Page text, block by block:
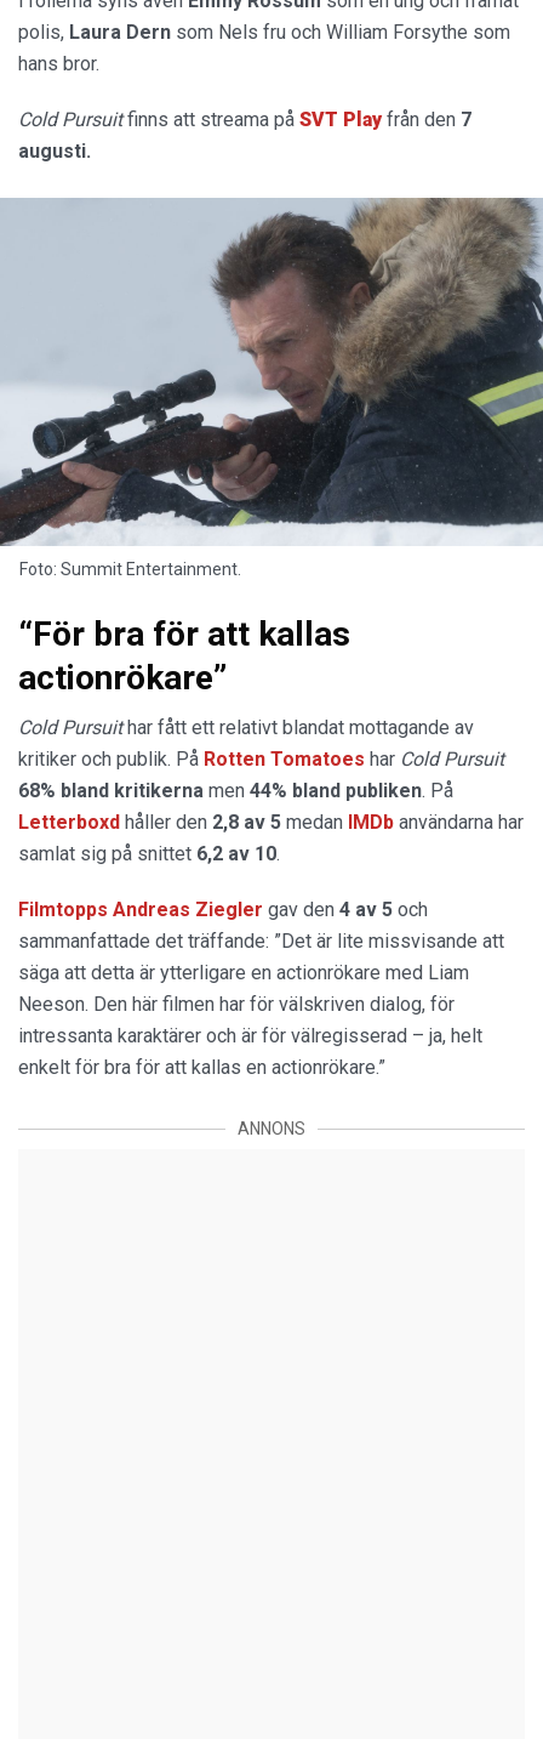
polis, Laura Dern som Nels fru och William Forsythe som
hans bror.
Cold Pursuitfinns att streama på SVT Playfrån den 7
augusti.
Foto: Summit Entertainment.
“För bra för att kallas
actionrökare”
Cold Pursuithar fått ett relativt blandat mottagande av
kritiker och publik. På Rotten Tomatoes har Cold Pursuit
68% bland kritikerna men 44% bland publiken. På
Letterboxd håller den 2,8 av 5 medan IMDb användarna har
samlat sig på snittet 6,2 av 10.
Filmtopps Andreas Ziegler gav den 4 av 5 och
sammanfattade det träffande: ”Det är lite missvisande att
säga att detta är ytterligare en actionrökare med Liam
Neeson. Den här filmen har för välskriven dialog, för
intressanta karaktärer och är för välregisserad – ja, helt
enkelt för bra för att kallas en actionrökare.”
ANNONS